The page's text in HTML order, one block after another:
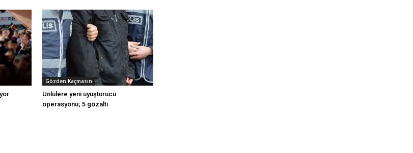
Gözden Kaçmasın
Ünlülere yeni uyuşturucu
operasyonu; 5 gözaltı